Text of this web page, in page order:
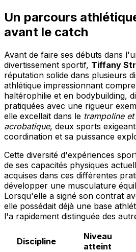
Un parcours
avant le catch
Avant de faire ses débuts dans
divertissement sportif, Tiffany
réputation solide dans plusieurs
athlétique impressionnant
haltérophilie et en bodybuilding,
pratiquées avec une rigueur
elle excellait dans le trampoline
acrobatique, deux sports
coordination et sa puissance
Cette diversité d'expériences
de ses capacités physiques
acquises dans ces différentes
développer une musculature
Lorsqu'elle a signé son contrat
elle possédait déjà une base
l'a rapidement distinguée des
Discipline
Niveau
atteint